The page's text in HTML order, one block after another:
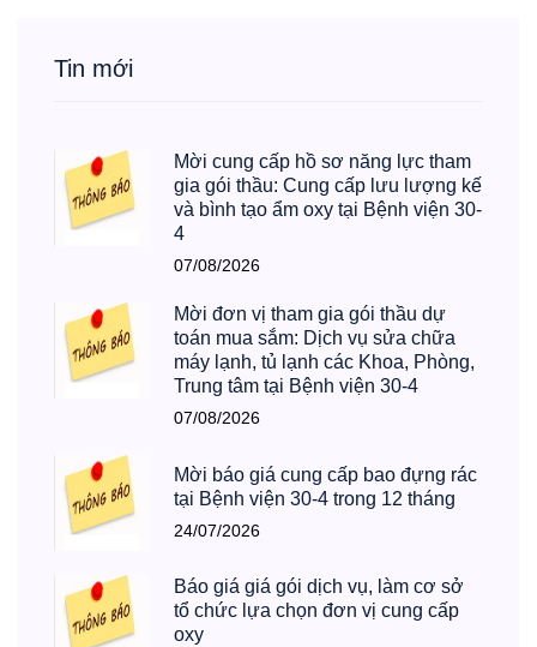
Tin mới
Mời cung cấp hồ sơ năng lực tham
gia gói thầu: Cung cấp lưu lượng kế
và bình tạo ẩm oxy tại Bệnh viện 30-
4
07/08/2026
Mời đơn vị tham gia gói thầu dự
toán mua sắm: Dịch vụ sửa chữa
máy lạnh, tủ lạnh các Khoa, Phòng,
Trung tâm tại Bệnh viện 30-4
07/08/2026
Mời báo giá cung cấp bao đựng rác
tại Bệnh viện 30-4 trong 12 tháng
24/07/2026
Báo giá giá gói dịch vụ, làm cơ sở
tổ chức lựa chọn đơn vị cung cấp
oxy